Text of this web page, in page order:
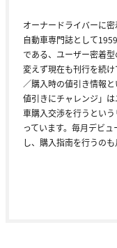
オーナードライバーに
自動車専門誌として
である、ユーザー密着
変えず現在も刊行を続
／購入時の値引き情報
値引きにチャレンジ」
車購入交渉を行うとい
っています。毎月デビ
し、購入指南を行うのも